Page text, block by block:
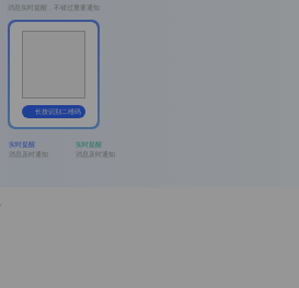
消息实时提醒，不错过重要通知
长按识别二维码
实时提醒
消息及时通知
实时提醒
消息及时通知